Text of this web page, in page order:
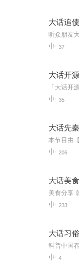
大话追债
37
大话开源
35
大话先秦
206
大话美食
美食分享
233
大话习俗
4